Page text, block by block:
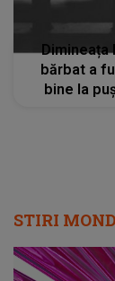
Dimineața
bărbat a
bine la
STIRI